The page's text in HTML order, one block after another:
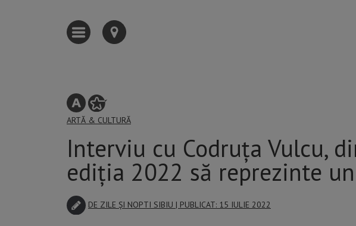
ARTĂ & CULTURĂ
Interviu cu Codruța Vulcu,
ediția 2022 să reprezinte
DE ZILE ȘI NOPTI SIBIU | PUBLICAT: 15 IULIE 2022